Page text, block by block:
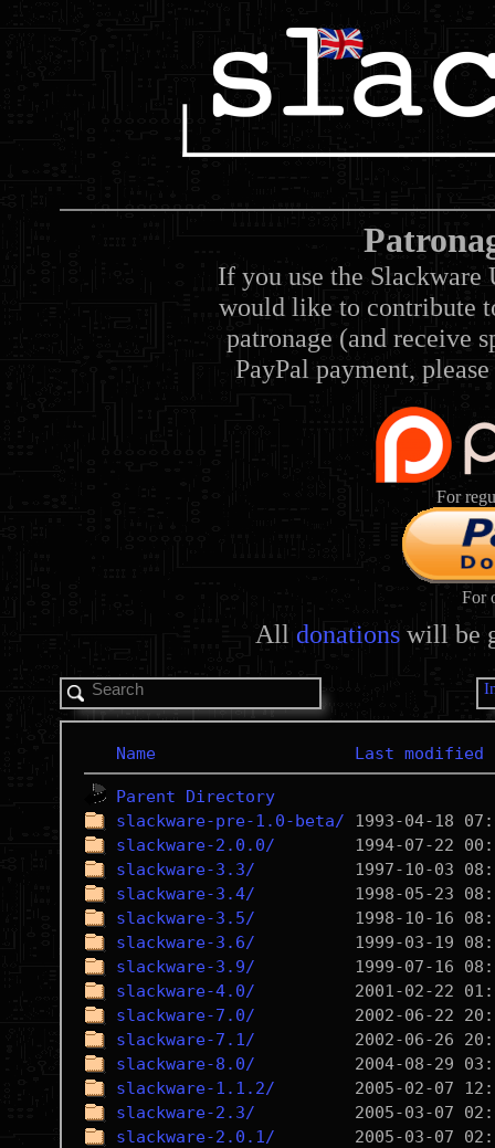
If you use the Slackware
would like to contribute
patronage (and receive
PayPal payment,
For
For
All donations will be
Name Last modified
Parent Directory
slackware-pre-1.0-beta/
slackware-2.0.0/
slackware-3.3/
slackware-3.4/
slackware-3.5/
slackware-3.6/
slackware-3.9/
slackware-4.0/
slackware-7.0/
slackware-7.1/
slackware-8.0/
slackware-1.1.2/
slackware-2.3/
slackware-2.0.1/